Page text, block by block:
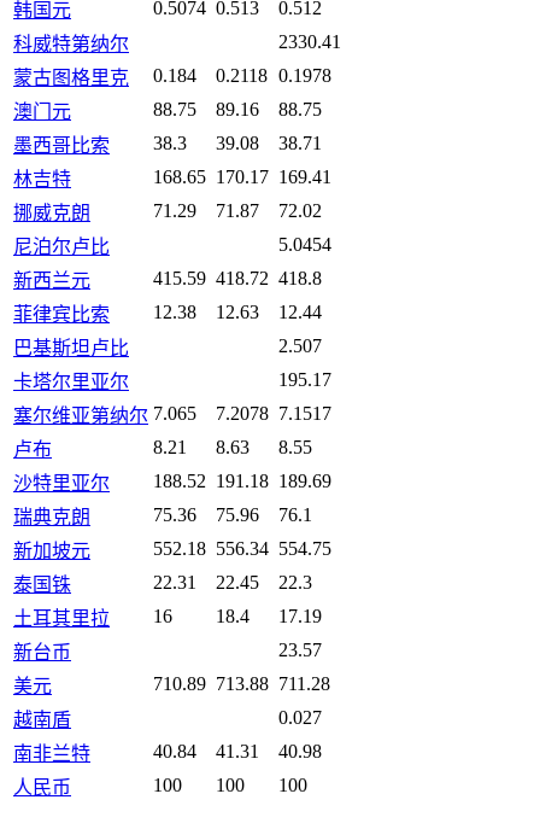
韩国元 0.5074 0.513
0.512
科威特第纳尔
2330.41
蒙古图格里克
0.184 0.2118 0.1978
澳门元
88.75 89.16
88.75
墨西哥比索
38.3 39.08
38.71
林吉特
168.65 170.17 169.41
挪威克朗
71.29 71.87
72.02
尼泊尔卢比
5.0454
新西兰元
415.59 418.72 418.8
菲律宾比索
12.38 12.63
12.44
巴基斯坦卢比
2.507
卡塔尔里亚尔
195.17
塞尔维亚第纳尔 7.065 7.2078 7.1517
卢布
8.21 8.63
8.55
沙特里亚尔
188.52 191.18 189.69
瑞典克朗
75.36 75.96
76.1
新加坡元
552.18 556.34 554.75
泰国铢
22.31 22.45
22.3
土耳其里拉
16 18.4
17.19
新台币
23.57
美元
710.89 713.88 711.28
越南盾
0.027
南非兰特
40.84 41.31
40.98
人民币
100 100 100